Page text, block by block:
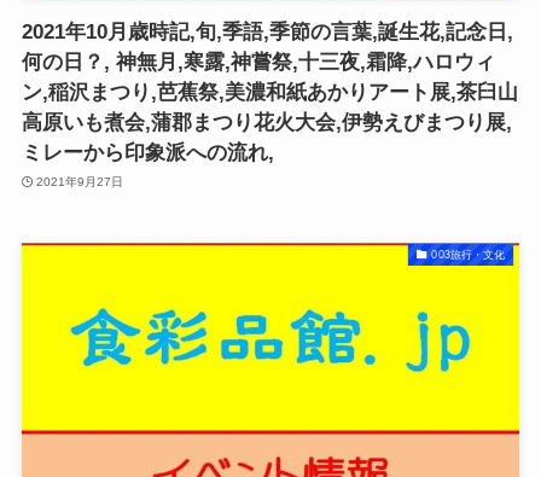
2021年10月歳時記,旬,季語,季節の言葉,誕生花,記念日,
何の日？, 神無月,寒露,神嘗祭,十三夜,霜降,ハロウィ
ン,稲沢まつり,芭蕉祭,美濃和紙あかりアート展,茶臼山
高原いも煮会,蒲郡まつり花火大会,伊勢えびまつり展,
ミレーから印象派への流れ,
2021年9月27日
003旅行・文化